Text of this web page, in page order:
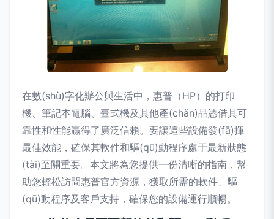
在數(shù)字化辦公與生活中，惠普（HP）的打印
機、筆記本電腦、臺式機及其他產(chǎn)品憑借其可
靠性和性能贏得了廣泛信賴。要讓這些設備發(fā)揮
最佳效能，確保其軟件和驅(qū)動程序處于最新狀態
(tài)至關重要。本文將為您提供一份清晰的指南，幫
助您輕松訪問惠普官方資源，獲取所需的軟件、驅
(qū)動程序及客戶支持，確保您的設備運行順暢。